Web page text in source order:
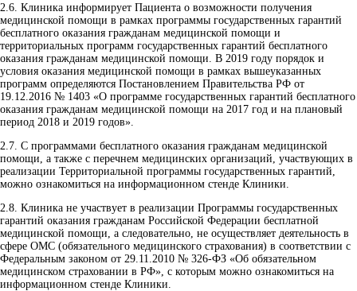
2.6. Клиника информирует Пациента о возможности получения
медицинской помощи в рамках программы государственных гарантий
бесплатного оказания гражданам медицинской помощи и
территориальных программ государственных гарантий бесплатного
оказания гражданам медицинской помощи. В 2019 году порядок и
условия оказания медицинской помощи в рамках вышеуказанных
программ определяются Постановлением Правительства РФ от
19.12.2016 № 1403 «О программе государственных гарантий бесплатного
оказания гражданам медицинской помощи на 2017 год и на плановый
период 2018 и 2019 годов».
2.7. С программами бесплатного оказания гражданам медицинской
помощи, а также с перечнем медицинских организаций, участвующих в
реализации Территориальной программы государственных гарантий,
можно ознакомиться на информационном стенде Клиники.
2.8. Клиника не участвует в реализации Программы государственных
гарантий оказания гражданам Российской Федерации бесплатной
медицинской помощи, а следовательно, не осуществляет деятельность в
сфере ОМС (обязательного медицинского страхования) в соответствии с
Федеральным законом от 29.11.2010 № 326-ФЗ «Об обязательном
медицинском страховании в РФ», с которым можно ознакомиться на
информационном стенде Клиники.